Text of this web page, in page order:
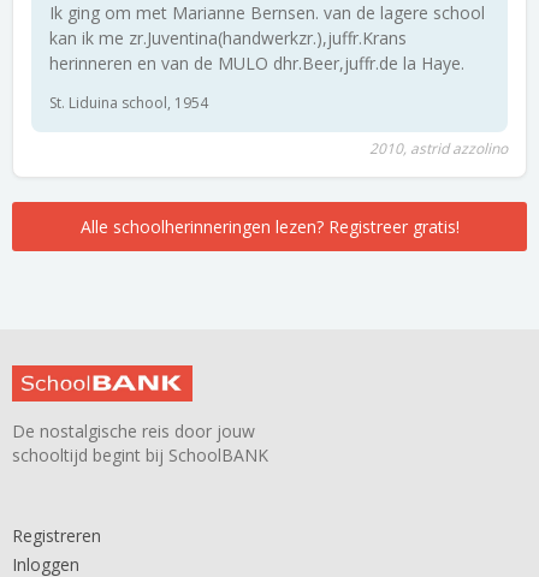
Ik ging om met Marianne Bernsen. van de lagere school
kan ik me zr.Juventina(handwerkzr.),juffr.Krans
herinneren en van de MULO dhr.Beer,juffr.de la Haye.
St. Liduina school, 1954
2010, astrid azzolino
Alle schoolherinneringen lezen? Registreer gratis!
De nostalgische reis door jouw
schooltijd begint bij SchoolBANK
Registreren
Inloggen